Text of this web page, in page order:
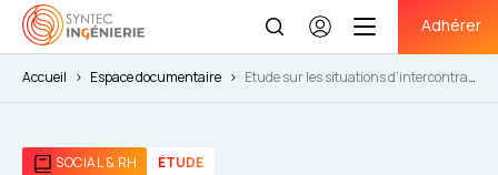
Se
connecter
Adhérer
Accueil > Espace documentaire > Etude sur les situations d’intercontrat
SOCIAL & RH ÉTUDE